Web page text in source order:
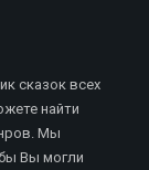
сказок всех
найти
Мы
Вы могли